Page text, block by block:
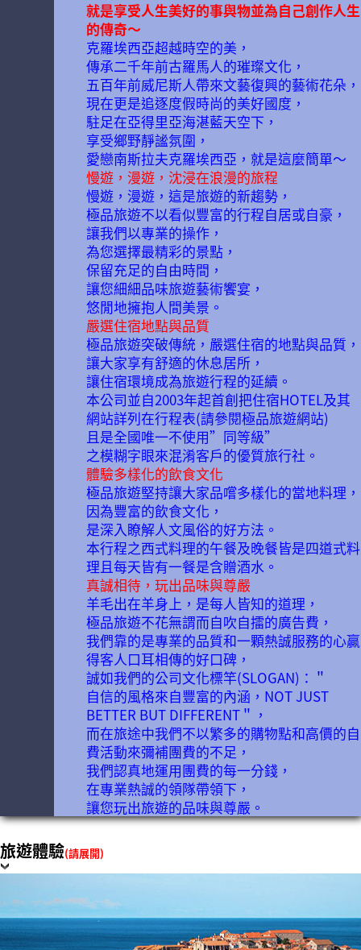
就是享受人生美好的事與物並為自己創作人生
的傳奇～
克羅埃西亞超越時空的美，
傳承二千年前古羅馬人的璀璨文化，
五百年前威尼斯人帶來文藝復興的藝術花朵，
現在更是追逐度假時尚的美好國度，
駐足在亞得里亞海湛藍天空下，
享受鄉野靜謐氛圍，
愛戀南斯拉夫克羅埃西亞，就是這麼簡單～
慢遊，漫遊，沈浸在浪漫的旅程
慢遊，漫遊，這是旅遊的新趨勢，
極品旅遊不以看似豐富的行程自居或自豪，
讓我們以專業的操作，
為您選擇最精彩的景點，
保留充足的自由時間，
讓您細細品味旅遊藝術饗宴，
悠閒地擁抱人間美景。
嚴選住宿地點與品質
極品旅遊突破傳統，嚴選住宿的地點與品質，
讓大家享有舒適的休息居所，
讓住宿環境成為旅遊行程的延續。
本公司並自2003年起首創把住宿HOTEL及其
網站詳列在行程表(請參閱極品旅遊網站)
且是全國唯一不使用”同等級”
之模糊字眼來混淆客戶的優質旅行社。
體驗多樣化的飲食文化
極品旅遊堅持讓大家品嚐多樣化的當地料理，
因為豐富的飲食文化，
是深入瞭解人文風俗的好方法。
本行程之西式料理的午餐及晚餐皆是四道式料
理且每天皆有一餐是含贈酒水。
真誠相待，玩出品味與尊嚴
羊毛出在羊身上，是每人皆知的道理，
極品旅遊不花無謂而自吹自擂的廣告費，
我們靠的是專業的品質和一顆熱誠服務的心贏
得客人口耳相傳的好口碑，
誠如我們的公司文化標竿(SLOGAN)：＂
自信的風格來自豐富的內涵，NOT JUST
BETTER BUT DIFFERENT＂，
而在旅途中我們不以繁多的購物點和高價的自
費活動來彌補團費的不足，
我們認真地運用團費的每一分錢，
在專業熱誠的領隊帶領下，
讓您玩出旅遊的品味與尊嚴。
旅遊體驗(請展開)